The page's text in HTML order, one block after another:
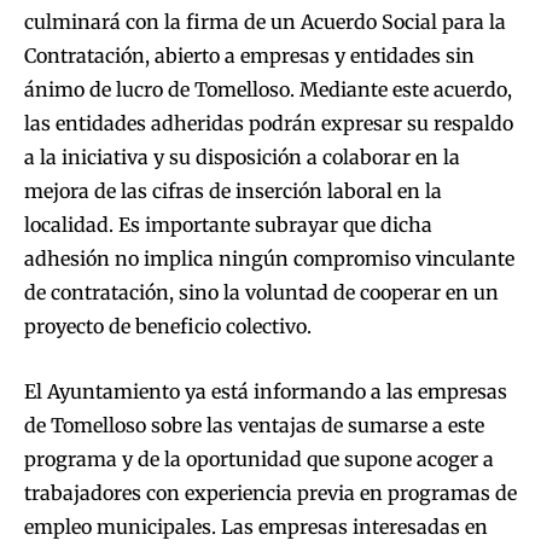
culminará con la firma de un Acuerdo Social para la
Contratación, abierto a empresas y entidades sin
ánimo de lucro de Tomelloso. Mediante este acuerdo,
las entidades adheridas podrán expresar su respaldo
a la iniciativa y su disposición a colaborar en la
mejora de las cifras de inserción laboral en la
localidad. Es importante subrayar que dicha
adhesión no implica ningún compromiso vinculante
de contratación, sino la voluntad de cooperar en un
proyecto de beneficio colectivo.
El Ayuntamiento ya está informando a las empresas
de Tomelloso sobre las ventajas de sumarse a este
programa y de la oportunidad que supone acoger a
trabajadores con experiencia previa en programas de
empleo municipales. Las empresas interesadas en